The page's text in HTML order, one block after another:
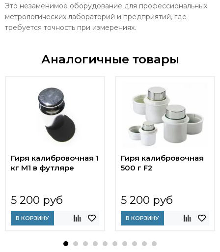
Это незаменимое оборудование для профессиональных
метрологических лабораторий и предприятий, где
требуется точность при измерениях.
Аналогичные товары
Гиря калибровочная 1
кг М1 в футляре
5 200 руб
В КОРЗИНУ
Гиря калибровочная
500 г F2
5 200 руб
В КОРЗИНУ